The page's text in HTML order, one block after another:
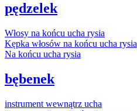
pędzelek
Włosy na końcu ucha rysia
Kępka włosów na końcu ucha rysia
Na końcu ucha rysia
bębenek
instrument wewnątrz ucha